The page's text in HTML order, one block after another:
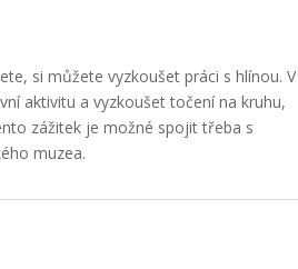
si můžete vyzkoušet práci s hlínou. V
aktivitu a vyzkoušet točení na kruhu,
zážitek je možné spojit třeba s
muzea.